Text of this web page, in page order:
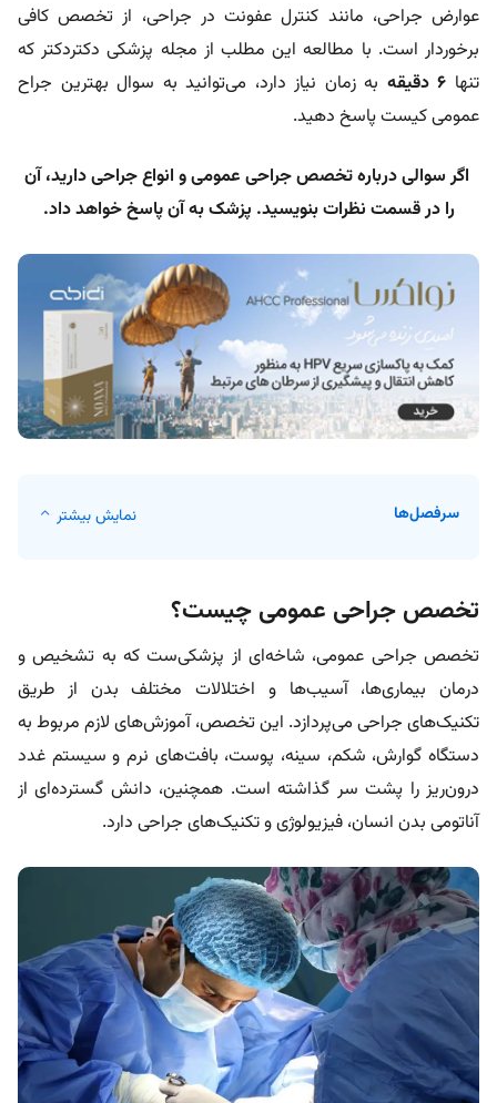
عوارض جراحی، مانند کنترل عفونت در جراحی، از تخصص کافی
برخوردار است. با مطالعه این مطلب از مجله پزشکی دکتردکتر که
تنها 6 دقیقه
به زمان نیاز دارد، می‌توانید به سوال بهترین جراح
عمومی کیست پاسخ دهید.
اگر سوالی درباره تخصص جراحی عمومی و انواع جراحی دارید، آن
را در قسمت نظرات بنویسید. پزشک به آن پاسخ خواهد داد.
سرفصل‌ها نمایش بیشتر
تخصص جراحی عمومی چیست؟
تخصص جراحی عمومی، شاخه‌ای از پزشکی‌ست که به تشخیص و
درمان بیماری‌ها، آسیب‌ها و اختلالات مختلف بدن از طریق
تکنیک‌های جراحی می‌پردازد. این تخصص، آموزش‌های لازم مربوط به
دستگاه گوارش، شکم، سینه، پوست، بافت‌های نرم و سیستم غدد
درون‌ریز را پشت سر گذاشته است. همچنین، دانش گسترده‌ای از
آناتومی بدن انسان، فیزیولوژی و تکنیک‌های جراحی دارد.